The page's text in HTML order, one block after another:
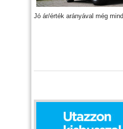
Jó ár/érték arányával még